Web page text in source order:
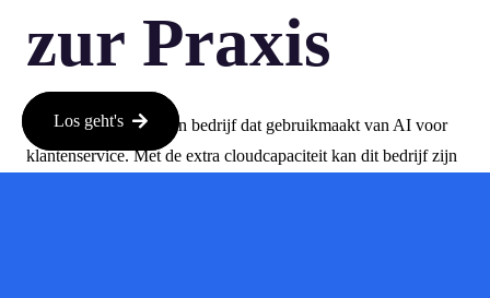
zur Praxis
Neem bijvoorbeeld een bedrijf dat gebruikmaakt van AI voor
klantenservice. Met de extra cloudcapaciteit kan dit bedrijf zijn
Los geht's